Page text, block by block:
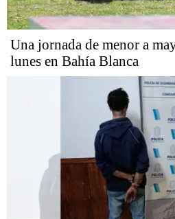
Una jornada de menor a
lunes en Bahía Blanca